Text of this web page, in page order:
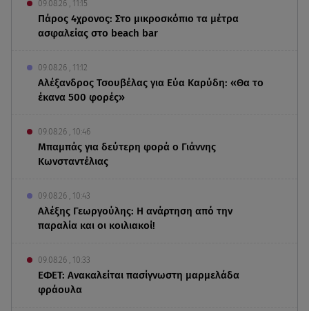
09.08.26 , 11:15
Πάρος 4χρονος: Στο μικροσκόπιο τα μέτρα
ασφαλείας στο beach bar
09.08.26 , 11:12
Αλέξανδρος Τσουβέλας για Εύα Καρύδη: «Θα το
έκανα 500 φορές»
09.08.26 , 10:46
Μπαμπάς για δεύτερη φορά ο Γιάννης
Κωνσταντέλιας
09.08.26 , 10:43
Αλέξης Γεωργούλης: Η ανάρτηση από την
παραλία και οι κοιλιακοί!
09.08.26 , 10:33
ΕΦΕΤ: Ανακαλείται πασίγνωστη μαρμελάδα
φράουλα